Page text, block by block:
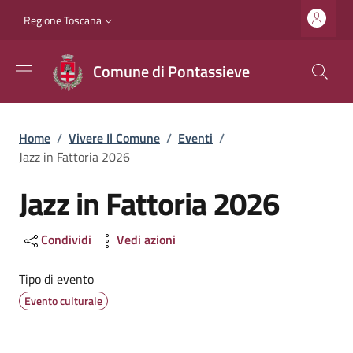
Slim top
Regione Toscana
Comune di Pontassieve
Briciole di pane
Home / Vivere Il Comune / Eventi /
Jazz in Fattoria 2026
Jazz in Fattoria 2026
Condividi Vedi azioni
Tipo di evento
Evento culturale